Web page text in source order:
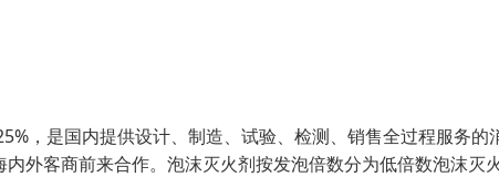
，是国内提供设计、制造、试验、检测、销售全过程服务的
外客商前来合作。泡沫灭火剂按发泡倍数分为低倍数泡沫灭